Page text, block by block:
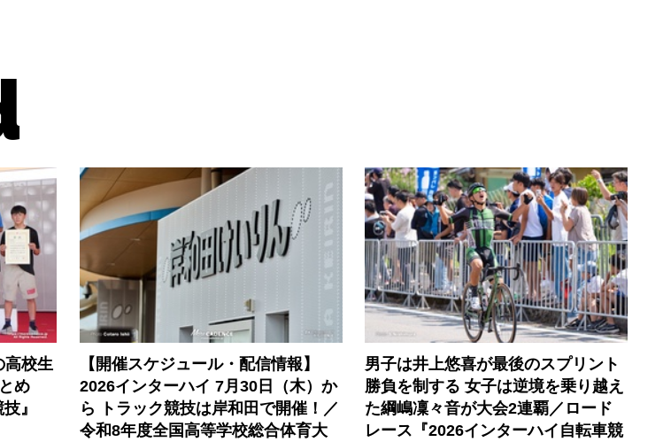
高校生
め
』
【開催スケジュール・配信情報】
2026インターハイ 7月30日（木）か
ら トラック競技は岸和田で開催！／
令和8年度全国高等学校総合体育大
男子は井上悠喜が最後のスプリント
勝負を制する 女子は逆境を乗り越え
た綱嶋凜々音が大会2連覇／ロード
レース『2026インターハイ自転車競